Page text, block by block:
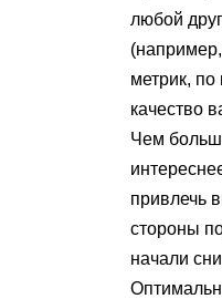
любой
метрик,
качество
Чем
привлечь
стороны
начали